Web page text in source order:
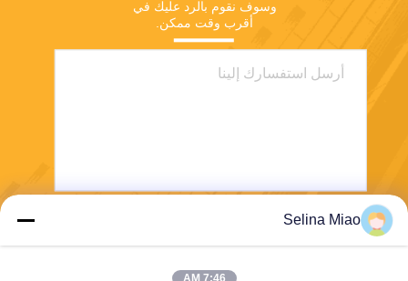
أقرب وقت ممكن.
Selina Miao
7:46 AM